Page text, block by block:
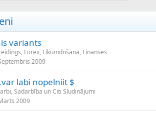
variants
Forex, Likumdošana, Finanses
2009
labi nopelniit $
Sadarbība un Citi Sludinājumi
2009